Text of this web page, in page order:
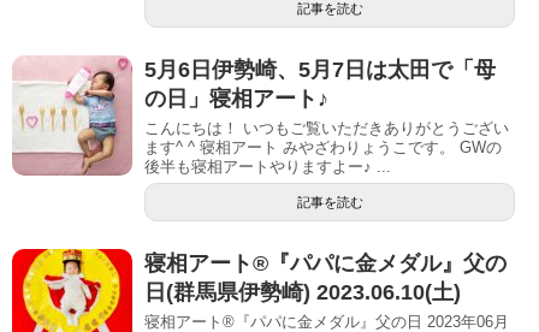
記事を読む
5月6日伊勢崎、5月7日は太田で「母
の日」寝相アート♪
こんにちは！ いつもご覧いただきありがとうござい
ます^ ^ 寝相アート みやざわりょうこです。 GWの
後半も寝相アートやりますよー♪ ...
記事を読む
寝相アート®︎『パパに金メダル』父の
日(群馬県伊勢崎) 2023.06.10(土)
寝相アート®『パパに金メダル』父の日 2023年06月